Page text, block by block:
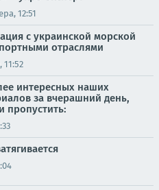
12:51
с украинской морской
отраслями
11:52
интересных наших
за вчерашний день,
пропустить: